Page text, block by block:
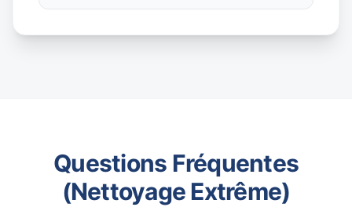
Questions Fréquentes
(Nettoyage Extrême)